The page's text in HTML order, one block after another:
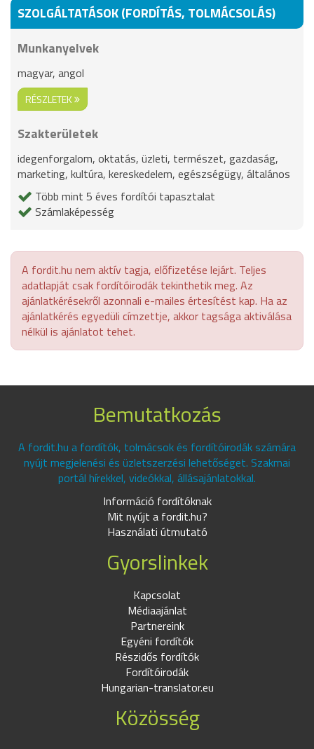
SZOLGÁLTATÁSOK (FORDÍTÁS, TOLMÁCSOLÁS)
Munkanyelvek
magyar, angol
RÉSZLETEK
Szakterületek
idegenforgalom, oktatás, üzleti, természet, gazdaság,
marketing, kultúra, kereskedelem, egészségügy, általános
Több mint 5 éves fordítói tapasztalat
Számlaképesség
A fordit.hu nem aktív tagja, előfizetése lejárt. Teljes
adatlapját csak fordítóirodák tekinthetik meg. Az
ajánlatkérésekről azonnali e-mailes értesítést kap. Ha az
ajánlatkérés egyedüli címzettje, akkor tagsága aktiválása
nélkül is ajánlatot tehet.
Bemutatkozás
A fordit.hu a fordítók, tolmácsok és fordítóirodák számára
nyújt megjelenési és üzletszerzési lehetőséget. Szakmai
portál hírekkel, videókkal, állásajánlatokkal.
Információ fordítóknak
Mit nyújt a fordit.hu?
Használati útmutató
Gyorslinkek
Kapcsolat
Médiaajánlat
Partnereink
Egyéni fordítók
Részidős fordítók
Fordítóirodák
Hungarian-translator.eu
Közösség